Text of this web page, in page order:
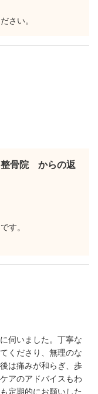
さい。
整骨院 からの返
す。
伺いました。丁寧な
くださり、無理のな
は痛みが和らぎ、歩
アのアドバイスもわ
定期的にお願いした